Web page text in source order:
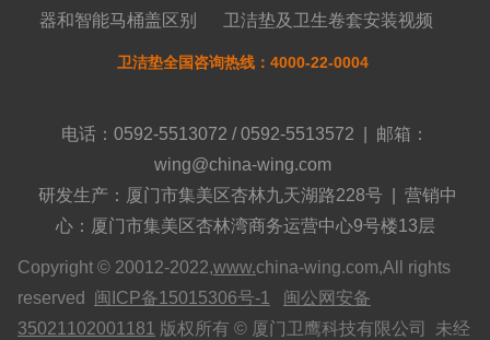
器和智能马桶盖区别
卫洁垫及卫生卷套安装视频
卫洁垫全国咨询热线：4000-22-0004
电话：0592-5513072 / 0592-5513572 | 邮箱：
wing@china-wing.com
研发生产：厦门市集美区杏林九天湖路228号 | 营销中
心：厦门市集美区杏林湾商务运营中心9号楼13层
Copyright © 20012-2022,www.china-wing.com,All rights
reserved 闽ICP备15015306号-1
闽公网安备
35021102001181
版权所有 © 厦门卫鹰科技有限公司 未经